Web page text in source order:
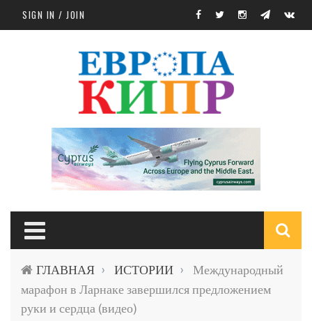
Skip to main content
SIGN IN / JOIN
ГЛАВНАЯ › ИСТОРИИ ›
Международный
марафон в Ларнаке завершился предложением
руки и сердца (видео)